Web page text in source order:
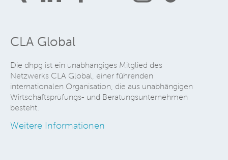
CLA Global
Die dhpg ist ein unabhängiges Mitglied des
Netzwerks CLA Global, einer führenden
internationalen Organisation, die aus unabhängigen
Wirtschaftsprüfungs- und Beratungsunternehmen
besteht.
Weitere Informationen